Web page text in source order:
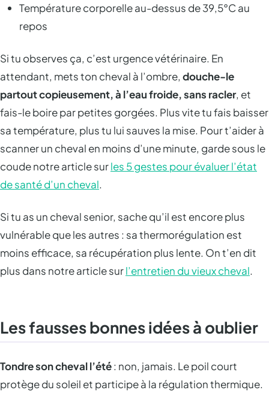
Température corporelle au-dessus de 39,5°C au
repos
Si tu observes ça, c’est urgence vétérinaire. En
attendant, mets ton cheval à l’ombre, douche-le
partout copieusement, à l’eau froide, sans racler, et
fais-le boire par petites gorgées. Plus vite tu fais baisser
sa température, plus tu lui sauves la mise. Pour t’aider à
scanner un cheval en moins d’une minute, garde sous le
coude notre article surles 5 gestes pour évaluer l’état
de santé d’un cheval.
Si tu as un cheval senior, sache qu’il est encore plus
vulnérable que les autres : sa thermorégulation est
moins efficace, sa récupération plus lente. On t’en dit
plus dans notre article surl’entretien du vieux cheval.
Les fausses bonnes idées à oublier
Tondre son cheval l’été: non, jamais. Le poil court
protège du soleil et participe à la régulation thermique.